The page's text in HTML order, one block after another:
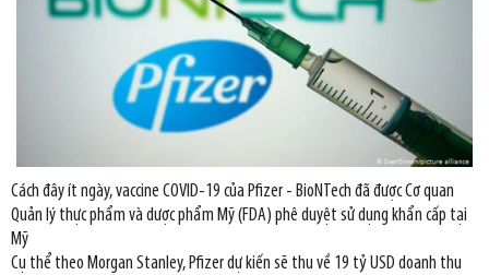
Cách đây ít ngày, vaccine COVID-19 của Pfizer - BioNTech đã được Cơ quan
Quản lý thực phẩm và dược phẩm Mỹ (FDA) phê duyệt sử dụng khẩn cấp tại
Mỹ
Cụ thể theo Morgan Stanley, Pfizer dự kiến sẽ thu về 19 tỷ USD doanh thu